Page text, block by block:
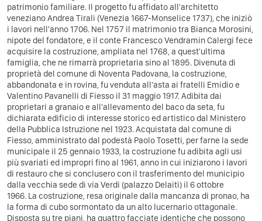
patrimonio familiare. Il progetto fu affidato all'architetto
veneziano Andrea Tirali (Venezia 1667-Monselice 1737), che iniziò
i lavori nell'anno 1706. Nel 1757 il matrimonio tra Bianca Morosini,
nipote del fondatore, e il conte Francesco Vendramin Calergi fece
acquisire la costruzione, ampliata nel 1768, a quest'ultima
famiglia, che ne rimarrà proprietaria sino al 1895. Divenuta di
proprietà del comune di Noventa Padovana, la costruzione,
abbandonata e in rovina, fu venduta all'asta ai fratelli Emidio e
Valentino Pavanelli di Fiesso il 31 maggio 1917. Adibita dai
proprietari a granaio e all'allevamento del baco da seta, fu
dichiarata edificio di interesse storico ed artistico dal Ministero
della Pubblica Istruzione nel 1923. Acquistata dal comune di
Fiesso, amministrato dal podestà Paolo Tosetti, per farne la sede
municipale il 25 gennaio 1933, la costruzione fu adibita agli usi
più svariati ed impropri fino al 1961, anno in cui iniziarono i lavori
di restauro che si conclusero con il trasferimento del municipio
dalla vecchia sede di via Verdi (palazzo Delaiti) il 6 ottobre
1966. La costruzione, resa originale dalla mancanza di pronao, ha
la forma di cubo sormontato da un alto lucernario ottagonale.
Disposta su tre piani, ha quattro facciate identiche che possono